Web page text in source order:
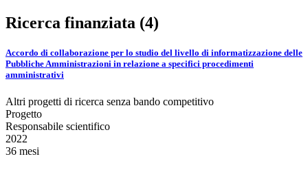
Ricerca finanziata (4)
Accordo di collaborazione per lo studio del livello di informatizzazione delle
Pubbliche Amministrazioni in relazione a specifici procedimenti
amministrativi
Altri progetti di ricerca senza bando competitivo
Progetto
Responsabile scientifico
2022
36 mesi